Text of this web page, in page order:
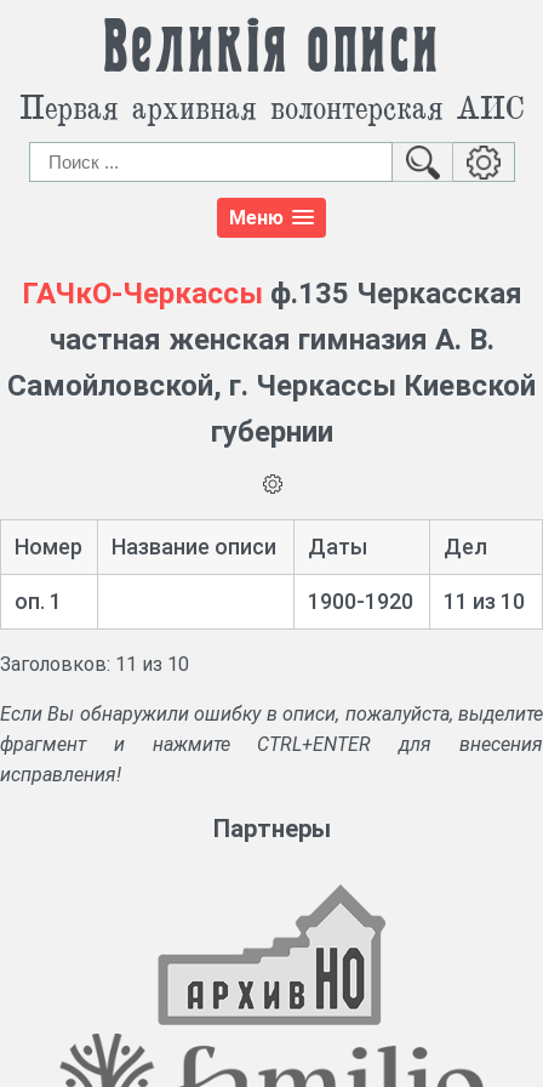
Великія описи
Первая архивная волонтерская АИС
Меню
ГАЧкО-Черкассы ф.135 Черкасская
частная женская гимназия А. В.
Самойловской, г. Черкассы Киевской
губернии
Номер Название описи Даты Дел
оп. 1 1900-1920 11 из 10
Заголовков: 11 из 10
Если Вы обнаружили ошибку в описи, пожалуйста, выделите
фрагмент и нажмите CTRL+ENTER для внесения
исправления!
Партнеры